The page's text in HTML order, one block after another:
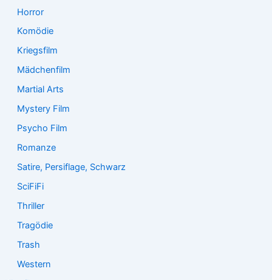
Horror
Komödie
Kriegsfilm
Mädchenfilm
Martial Arts
Mystery Film
Psycho Film
Romanze
Satire, Persiflage, Schwarz
SciFiFi
Thriller
Tragödie
Trash
Western